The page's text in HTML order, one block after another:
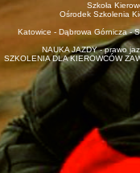
Szkoła
Ośrodek Szkolenia
Katowice - Dąbrowa Górnicza -
NAUKA JAZDY - prawo
SZKOLENIA DLA KIEROWCÓW